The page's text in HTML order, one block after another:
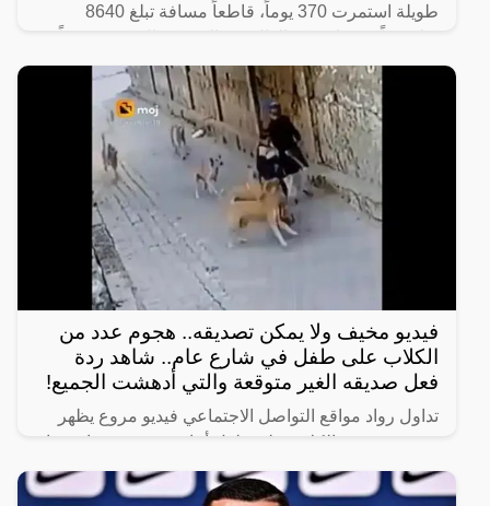
طويلة استمرت 370 يوماً، قاطعاً مسافة تبلغ 8640
على
فيديو مخيف ولا يمكن تصديقه.. هجوم عدد من
الكلاب على طفل في شارع عام.. شاهد ردة
فعل صديقه الغير متوقعة والتي أدهشت الجميع!
تداول رواد مواقع التواصل الاجتماعي فيديو مروع يظهر
هجوم عدد من الكلاب على طفل أثناء سيره في شارع عام
برفقة صديقه.